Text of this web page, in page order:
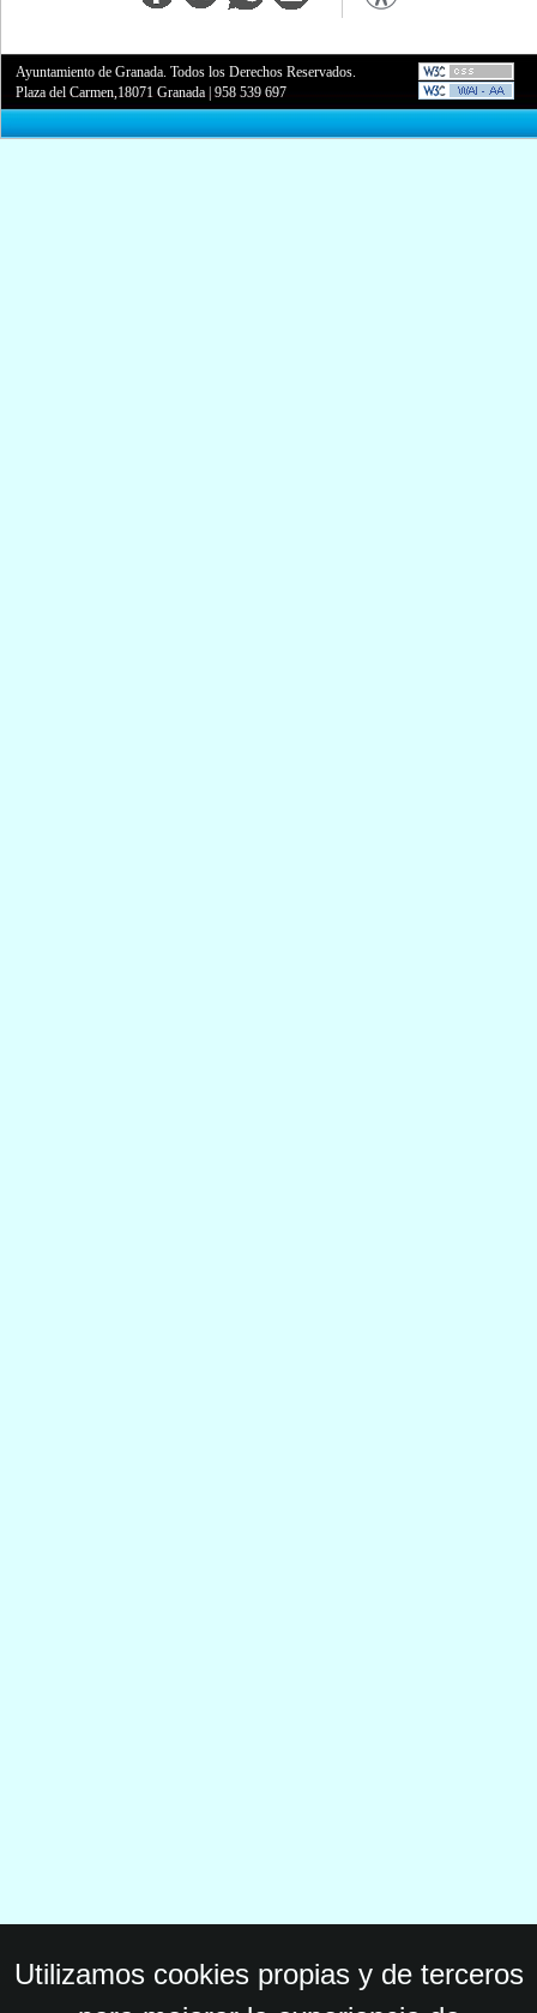
Ayuntamiento de Granada. Todos los Derechos Reservados.
Plaza del Carmen,18071 Granada |958 539 697
Utilizamos cookies propias y de terceros